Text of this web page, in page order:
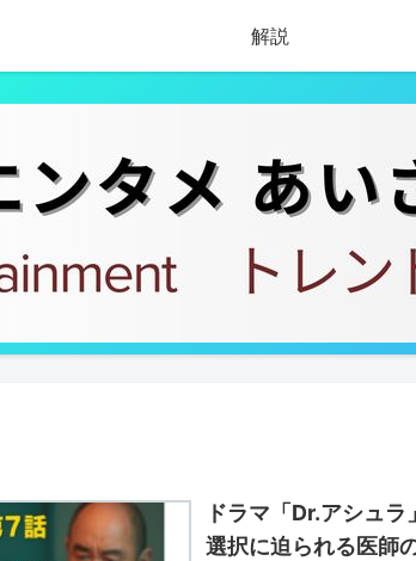
解説
ドラマ「Dr.アシュ
選択に迫られる医師